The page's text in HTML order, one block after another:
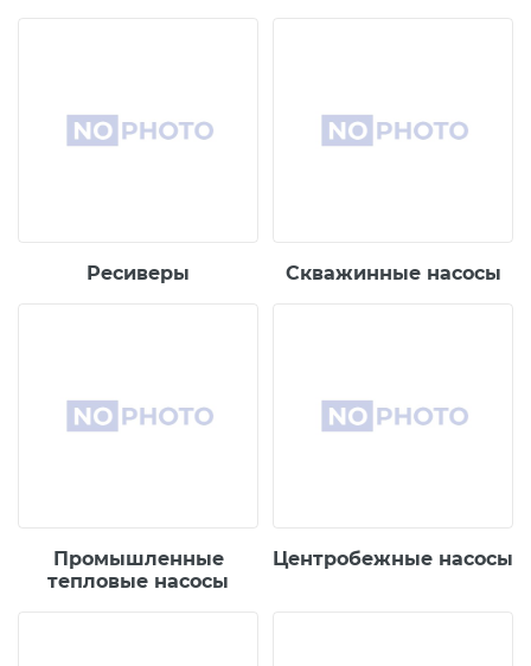
Ресиверы Скважинные насосы
Промышленные
тепловые насосы
Центробежные насосы